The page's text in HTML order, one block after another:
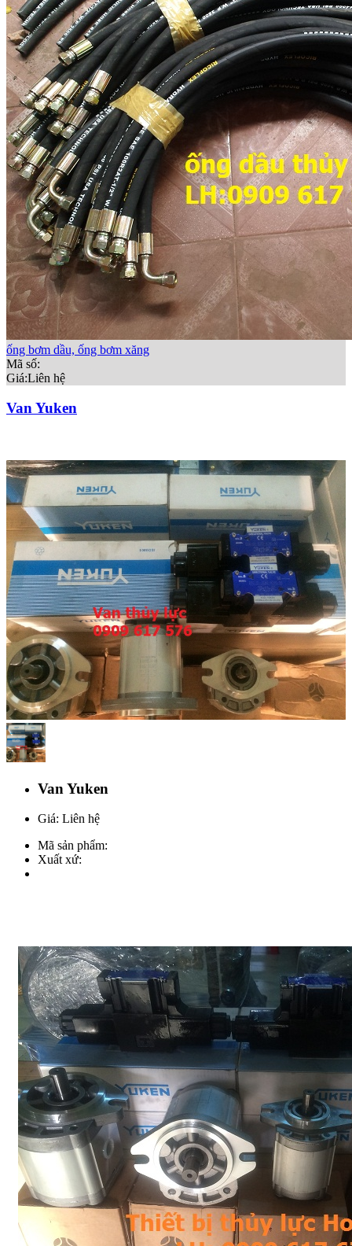
ống bơm dầu, ống bơm xăng
Mã số:
Giá:Liên hệ
Van Yuken
Van Yuken
Giá: Liên hệ
Mã sản phẩm:
Xuất xứ: